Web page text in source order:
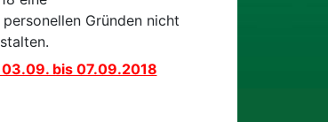
Gründen nicht
bis 07.09.2018